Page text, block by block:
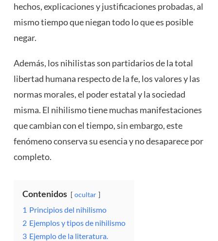
hechos, explicaciones y justificaciones probadas, al
mismo tiempo que niegan todo lo que es posible
negar.
Además, los nihilistas son partidarios de la total
libertad humana respecto de la fe, los valores y las
normas morales, el poder estatal y la sociedad
misma. El nihilismo tiene muchas manifestaciones
que cambian con el tiempo, sin embargo, este
fenómeno conserva su esencia y no desaparece por
completo.
Contenidos ocultar
1 Principios del nihilismo
2 Ejemplos y tipos de nihilismo
3 Ejemplo de la literatura.